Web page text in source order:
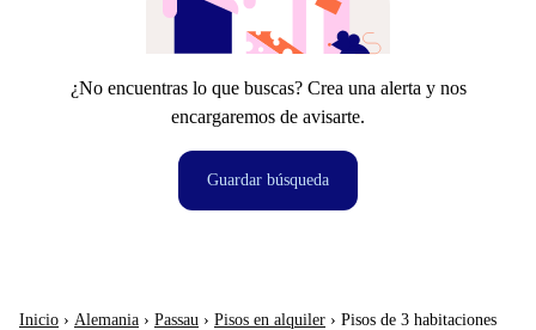
¿No encuentras lo que buscas? Crea una alerta y nos
encargaremos de avisarte.
Guardar búsqueda
Inicio › Alemania › Passau › Pisos en alquiler › Pisos de 3 habitaciones